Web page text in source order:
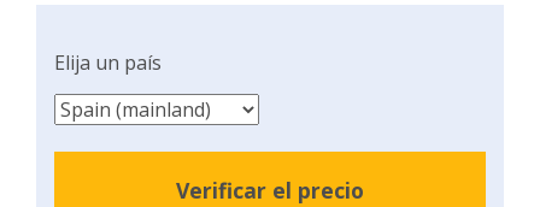
Elija un país
Verificar el precio